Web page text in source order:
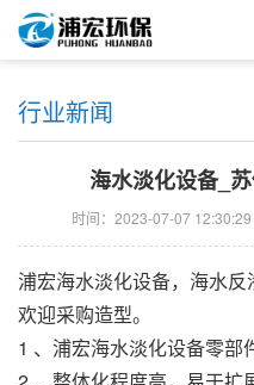
行业新闻
海水淡化设备_
时间：2023-07-07 12:30:29
浦宏海水淡化设备， 海水反
欢迎采购造型。
1 、 浦宏海水淡化设备零部